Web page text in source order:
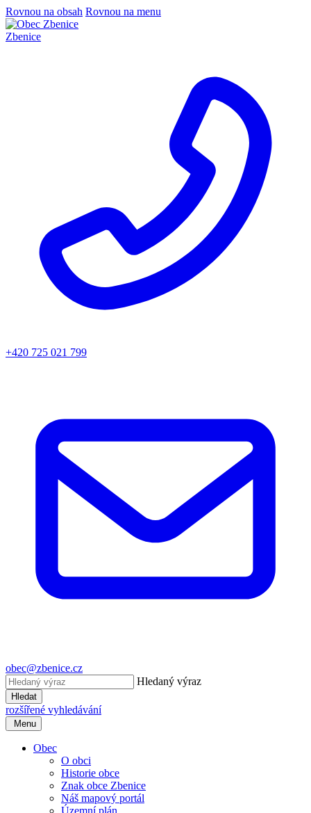
Rovnou na obsah Rovnou na menu
Zbenice
+420 725 021 799
obec@zbenice.cz
Hledaný výraz
Hledat
rozšířené vyhledávání
Menu
Obec
O obci
Historie obce
Znak obce Zbenice
Náš mapový portál
Územní plán